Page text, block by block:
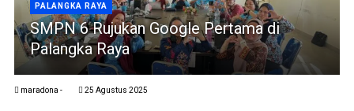
PALANGKA RAYA
SMPN 6 Rujukan Google Pertama di
Palangka Raya
maradona - 25 Agustus 2025